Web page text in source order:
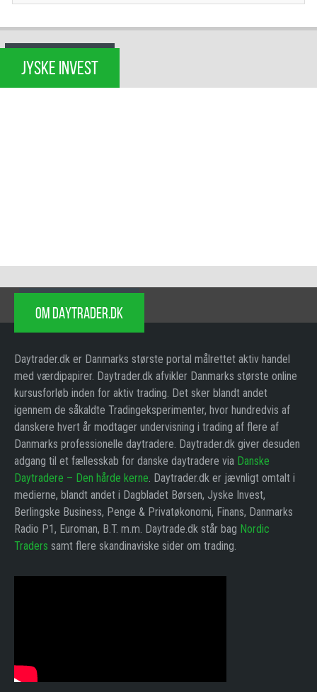
JYSKE INVEST
OM DAYTRADER.DK
Daytrader.dk er Danmarks største portal målrettet aktiv handel
med værdipapirer. Daytrader.dk afvikler Danmarks største online
kursusforløb inden for aktiv trading. Det sker blandt andet
igennem de såkaldte Tradingeksperimenter, hvor hundredvis af
danskere hvert år modtager undervisning i trading af flere af
Danmarks professionelle daytradere. Daytrader.dk giver desuden
adgang til et fællesskab for danske daytradere via Danske
Daytradere – Den hårde kerne. Daytrader.dk er jævnligt omtalt i
medierne, blandt andet i Dagbladet Børsen, Jyske Invest,
Berlingske Business, Penge & Privatøkonomi, Finans, Danmarks
Radio P1, Euroman, B.T. m.m. Daytrade.dk står bag Nordic
Traders samt flere skandinaviske sider om trading.